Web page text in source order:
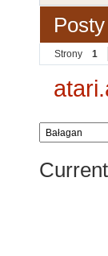
Strony 1